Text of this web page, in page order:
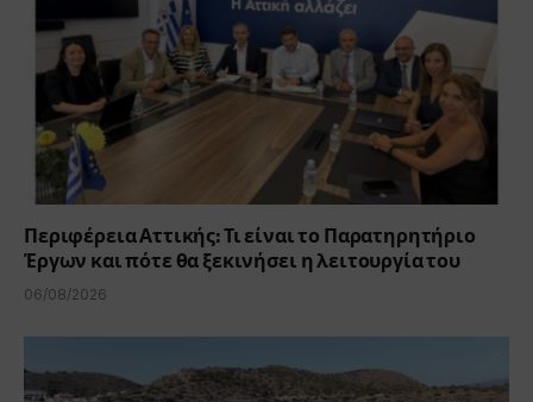
Περιφέρεια Αττικής: Τι είναι το Παρατηρητήριο
Έργων και πότε θα ξεκινήσει η λειτουργία του
06/08/2026